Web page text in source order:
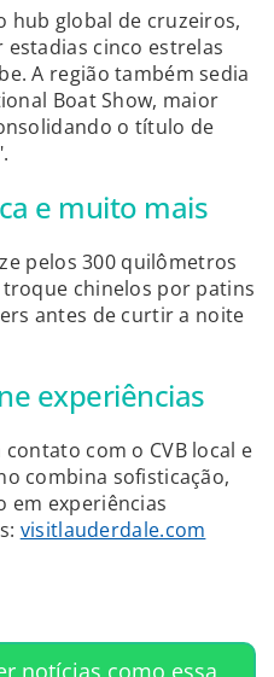
hub global de cruzeiros,
cinco estrelas
A região também sedia
Boat Show, maior
o título de
e muito mais
pelos 300 quilômetros
chinelos por patins
antes de curtir a noite
experiências
com o CVB local e
combina sofisticação,
em experiências
visitlauderdale.com
notícias como essa,